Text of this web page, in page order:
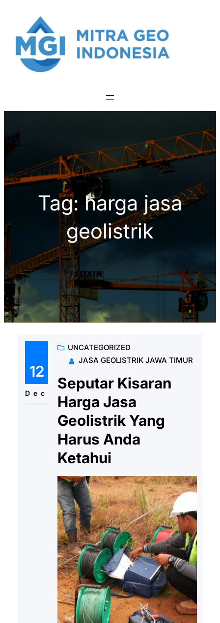
content
Tag: harga jasa
geolistrik
12
Dec
UNCATEGORIZED
JASA GEOLISTRIK JAWA TIMUR
Seputar Kisaran
Harga Jasa
Geolistrik Yang
Harus Anda
Ketahui